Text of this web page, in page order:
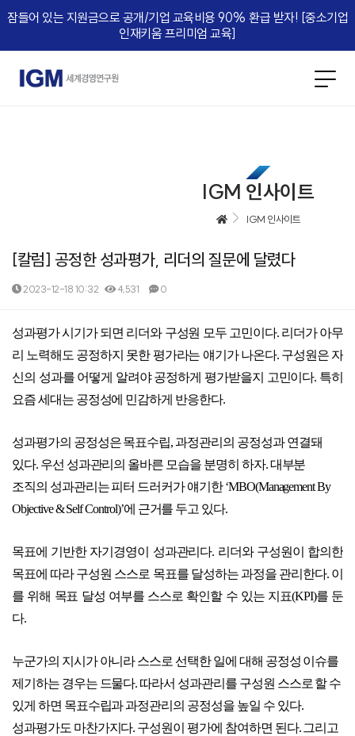
잠들어 있는 지원금으로 공개/기업 교육비용 90% 환급 받자! [중소기업
인재키움 프리미엄 교육]​
IGM 인사이트
IGM 인사이트
[칼럼] 공정한 성과평가, 리더의 질문에 달렸다
2023-12-18 10:32 4,531 0
본문
성과평가 시기가 되면 리더와 구성원 모두 고민이다. 리더가 아무
리 노력해도 공정하지 못한 평가라는 얘기가 나온다. 구성원은 자
신의 성과를 어떻게 알려야 공정하게 평가받을지 고민이다. 특히
요즘 세대는 공정성에 민감하게 반응한다.
성과평가의 공정성은 목표수립, 과정관리의 공정성과 연결돼
있다. 우선 성과관리의 올바른 모습을 분명히 하자. 대부분
조직의 성과관리는 피터 드러커가 얘기한 ‘MBO(Management By
Objective & Self Control)’에 근거를 두고 있다.
목표에 기반한 자기경영이 성과관리다. 리더와 구성원이 합의한
목표에 따라 구성원 스스로 목표를 달성하는 과정을 관리한다. 이
를 위해 목표 달성 여부를 스스로 확인할 수 있는 지표(KPI)를 둔
다.
누군가의 지시가 아니라 스스로 선택한 일에 대해 공정성 이슈를
제기하는 경우는 드물다. 따라서 성과관리를 구성원 스스로 할 수
있게 하면 목표수립과 과정관리의 공정성을 높일 수 있다.
성과평가도 마찬가지다. 구성원이 평가에 참여하면 된다. 그리고